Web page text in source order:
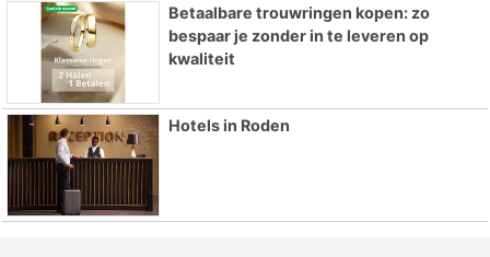
Betaalbare trouwringen kopen: zo
bespaar je zonder in te leveren op
kwaliteit
Hotels in Roden